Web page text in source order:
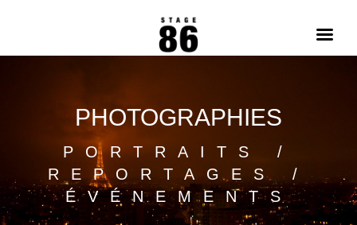
PHOTOGRAPHIES
PORTRAITS /
REPORTAGES /
ÉVÉNEMENTS